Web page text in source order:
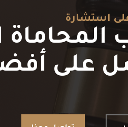
استشارة
على